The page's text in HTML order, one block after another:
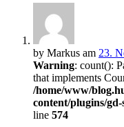
by Markus am 23.
Warning: count():
that implements
/home/www/
content/plugins/
line 574